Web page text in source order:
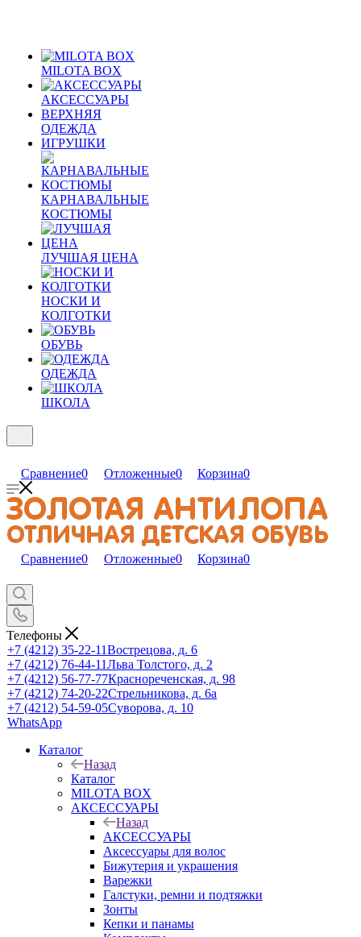
MILOTA BOX
АКСЕССУАРЫ
ВЕРХНЯЯ
ОДЕЖДА
ИГРУШКИ
КАРНАВАЛЬНЫЕ
КОСТЮМЫ
ЛУЧШАЯ ЦЕНА
НОСКИ И
КОЛГОТКИ
ОБУВЬ
ОДЕЖДА
ШКОЛА
Сравнение0 Отложенные0 Корзина0
Сравнение0 Отложенные0 Корзина0
Телефоны
+7 (4212) 35-22-11Вострецова, д. 6
+7 (4212) 76-44-11Льва Толстого, д. 2
+7 (4212) 56-77-77Краснореченская, д. 98
+7 (4212) 74-20-22Стрельникова, д. 6а
+7 (4212) 54-59-05Суворова, д. 10
WhatsApp
Каталог
Назад
Каталог
MILOTA BOX
АКСЕССУАРЫ
Назад
АКСЕССУАРЫ
Аксессуары для волос
Бижутерия и украшения
Варежки
Галстуки, ремни и подтяжки
Зонты
Кепки и панамы